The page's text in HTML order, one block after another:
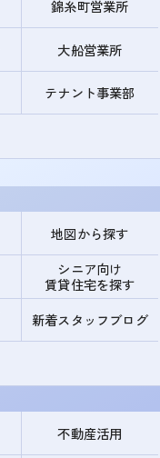
錦糸町営業所
大船営業所
テナント事業部
地図から探す
シニア向け
賃貸住宅を探す
新着スタッフブログ
不動産活用